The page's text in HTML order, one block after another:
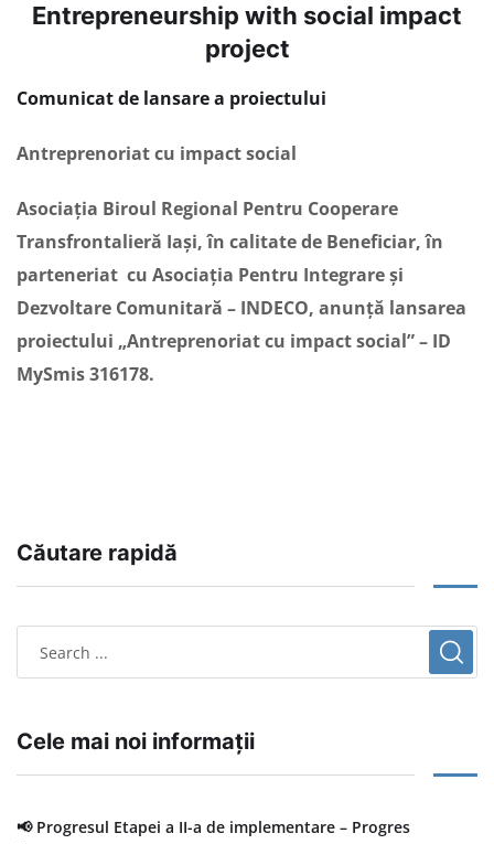
Entrepreneurship with social impact
project
Comunicat de lansare a proiectului
Antreprenoriat cu impact social
Asociația Biroul Regional Pentru Cooperare
Transfrontalieră Iași, în calitate de Beneficiar, în
parteneriat cu Asociația Pentru Integrare și
Dezvoltare Comunitară – INDECO, anunță lansarea
proiectului „Antreprenoriat cu impact social” – ID
MySmis 316178.
Căutare rapidă
Cele mai noi informații
📢 Progresul Etapei a II-a de implementare – Progres